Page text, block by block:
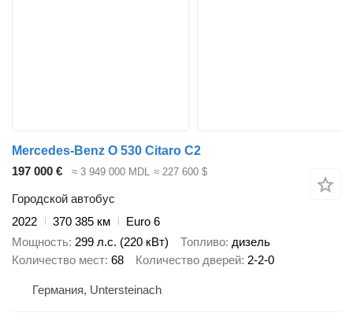
Mercedes-Benz O 530 Citaro C2
197 000 €
≈ 3 949 000 MDL ≈ 227 600 $
Городской автобус
2022
370 385 км
Euro 6
Мощность 299 л.с. (220 кВт) Топливо дизель
Количество мест 68 Количество дверей 2-2-0
Германия, Untersteinach